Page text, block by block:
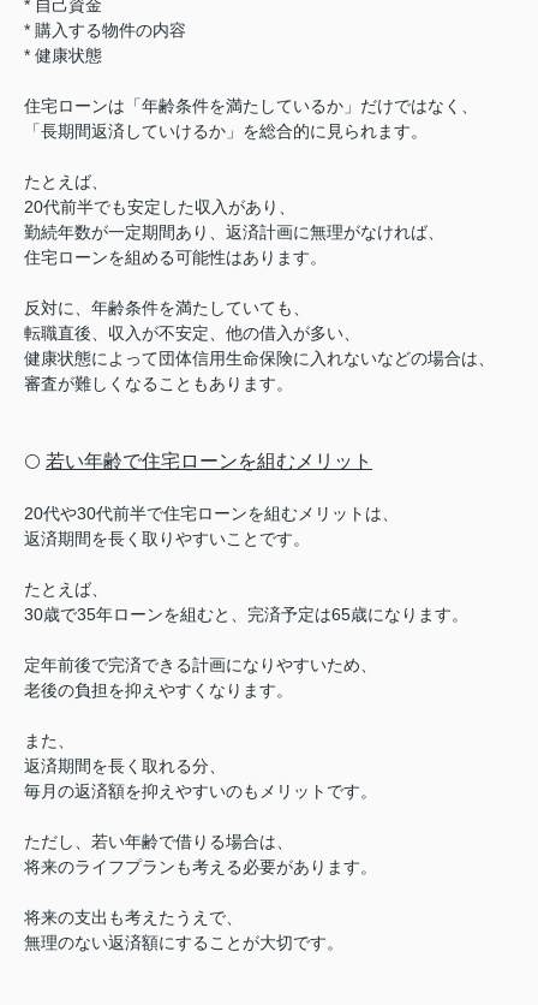
* 自己資金
* 購入する物件の内容
* 健康状態
住宅ローンは「年齢条件を満たしているか」だけではなく、
「長期間返済していけるか」を総合的に見られます。
たとえば、
20代前半でも安定した収入があり、
勤続年数が一定期間あり、返済計画に無理がなければ、
住宅ローンを組める可能性はあります。
反対に、年齢条件を満たしていても、
転職直後、収入が不安定、他の借入が多い、
健康状態によって団体信用生命保険に入れないなどの場合は、
審査が難しくなることもあります。
⚪️ 若い年齢で住宅ローンを組むメリット
20代や30代前半で住宅ローンを組むメリットは、
返済期間を長く取りやすいことです。
たとえば、
30歳で35年ローンを組むと、完済予定は65歳になります。
定年前後で完済できる計画になりやすいため、
老後の負担を抑えやすくなります。
また、
返済期間を長く取れる分、
毎月の返済額を抑えやすいのもメリットです。
ただし、若い年齢で借りる場合は、
将来のライフプランも考える必要があります。
将来の支出も考えたうえで、
無理のない返済額にすることが大切です。